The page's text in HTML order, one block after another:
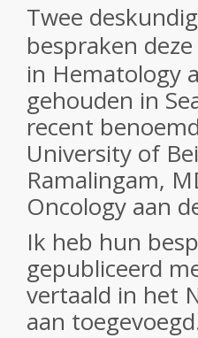
Twee
bespraken
in Hematology
gehouden in
recent
University of
Ramalingam,
Oncology aan
Ik heb hun
gepubliceerd
vertaald in het
aan